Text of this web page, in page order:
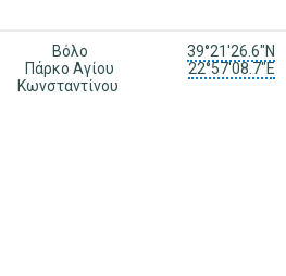
Βόλο
Πάρκο Αγίου
Κωνσταντίνου
39°21'26.6"N
22°57'08.7"E